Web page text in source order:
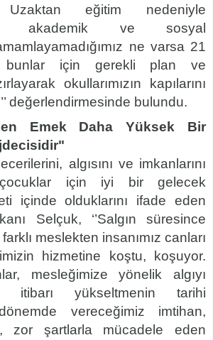
Uzaktan eğitim nedeniyle
akademik ve sosyal
ne varsa 21
bunlar için gerekli plan ve
okullarımızın kapılarını
değerlendirmesinde bulundu.
Emek Daha Yüksek Bir
algısını ve imkanlarını
çocuklar için iyi bir gelecek
içinde olduklarını ifade eden
Selçuk, ‘’Salgın süresince
meslekten insanımız canları
hizmetine koştu, koşuyor.
mesleğimize yönelik algıyı
itibarı yükseltmenin tarihi
vereceğimiz imtihan,
zor şartlarla mücadele eden